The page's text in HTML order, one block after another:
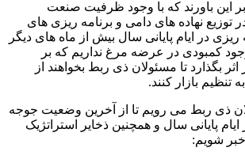
این باورند که با وجود ظرفیت صنعت
نهاده های دامی و برنامه ریزی های
در ایام پایانی سال بیش از ماه های دیگر
کمبودی در عرضه مرغ نداریم که بر
اثر بگذارد تا مسئولان ذی ربط بخواهند از
تنظیم بازار کنند.
ذی ربط می رویم تا از آخرین وضعیت جوجه
پایانی سال و همچنین ذخایر استراتژیک
خبر شویم: